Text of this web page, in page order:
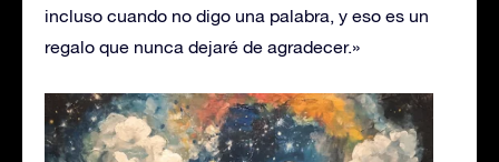
incluso cuando no digo una palabra, y eso es un
regalo que nunca dejaré de agradecer.»